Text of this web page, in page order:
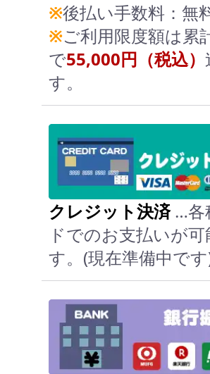
※後払い手数料：無
※ご利用限度額は累
で55,000円（税込）
す。
クレジット決済…各
ドでのお支払いが
す。(現在準備中で